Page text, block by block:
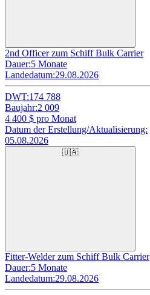
2nd Officer zum Schiff Bulk Carrier
Dauer:5 Monate
Landedatum:29.08.2026
DWT:174 788
Baujahr:2 009
4 400 $ pro Monat
Datum der Erstellung/Aktualisierung:
05.08.2026
🇺🇦
Fitter-Welder zum Schiff Bulk Carrier
Dauer:5 Monate
Landedatum:29.08.2026